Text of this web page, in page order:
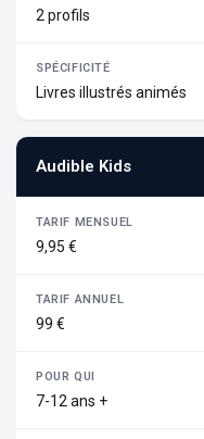
2 profils
Livres illustrés animés
Audible Kids
9,95 €
99 €
7-12 ans +